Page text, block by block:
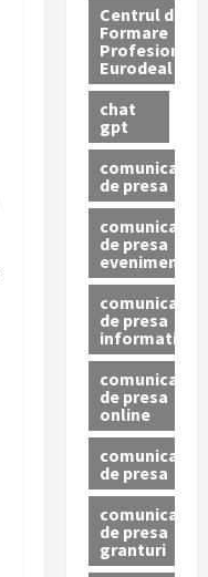
Centrul de
Formare
Profesionala
Eurodeal
chat
gpt
comunicat
de presa
comunicat
de presa
eveniment
comunicat
de presa
informativ
comunicat
de presa
online
comunicate
de presa
comunicate
de presa
granturi